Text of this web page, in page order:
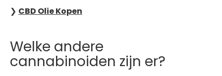
❯ CBD Olie Kopen
Welke andere
cannabinoiden zijn er?